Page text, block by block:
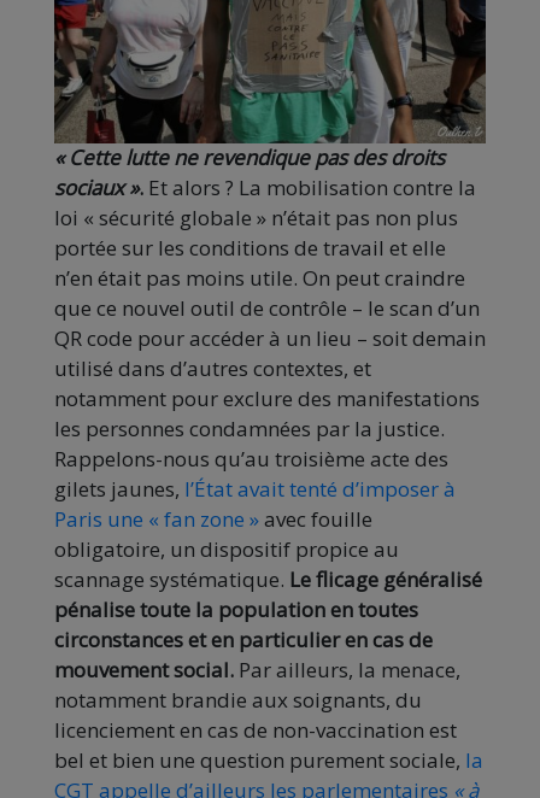
« Cette lutte ne revendique pas des droits
sociaux ». Et alors ? La mobilisation contre la
loi « sécurité globale » n’était pas non plus
portée sur les conditions de travail et elle
n’en était pas moins utile. On peut craindre
que ce nouvel outil de contrôle – le scan d’un
QR code pour accéder à un lieu – soit demain
utilisé dans d’autres contextes, et
notamment pour exclure des manifestations
les personnes condamnées par la justice.
Rappelons-nous qu’au troisième acte des
gilets jaunes, l’État avait tenté d’imposer à
Paris une « fan zone »avec fouille
obligatoire, un dispositif propice au
scannage systématique. Le flicage généralisé
pénalise toute la population en toutes
circonstances et en particulier en cas de
mouvement social. Par ailleurs, la menace,
notamment brandie aux soignants, du
licenciement en cas de non-vaccination est
bel et bien une question purement sociale, la
CGT appelle d’ailleurs les parlementaires « à